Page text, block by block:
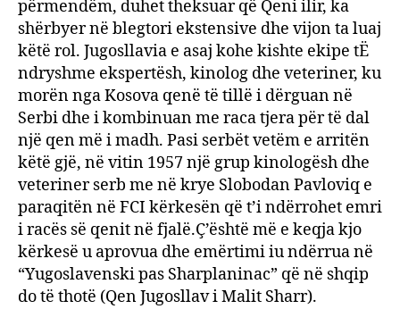
përmendëm, duhet theksuar që Qeni ilir, ka
shërbyer në blegtori ekstensive dhe vijon ta luaj
këtë rol. Jugosllavia e asaj kohe kishte ekipe tË
ndryshme ekspertësh, kinolog dhe veteriner, ku
morën nga Kosova qenë të tillë i dërguan në
Serbi dhe i kombinuan me raca tjera për të dal
një qen më i madh. Pasi serbët vetëm e arritën
këtë gjë, në vitin 1957 një grup kinologësh dhe
veteriner serb me në krye Slobodan Pavloviq e
paraqitën në FCI kërkesën që t’i ndërrohet emri
i racës së qenit në fjalë.Ç’është më e keqja kjo
kërkesë u aprovua dhe emërtimi iu ndërrua në
“Yugoslavenski pas Sharplaninac” që në shqip
do të thotë (Qen Jugosllav i Malit Sharr).